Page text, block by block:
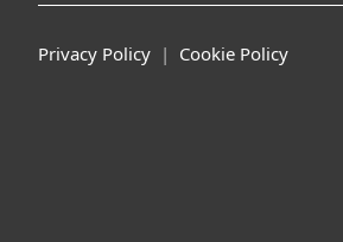
Privacy Policy | Cookie Policy